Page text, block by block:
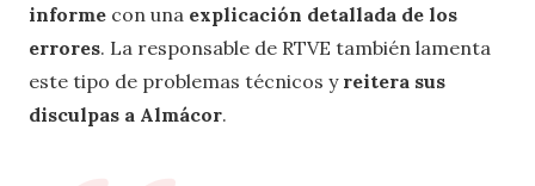
informe con una explicación detallada de los
errores. La responsable de RTVE también lamenta
este tipo de problemas técnicos y reitera sus
disculpas a Almácor.